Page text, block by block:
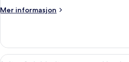
ved
Mer informasjon
Mer
–
premier,
Åpne